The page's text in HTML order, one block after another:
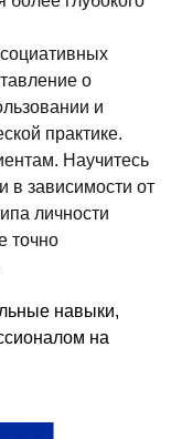
о
и
практике.
Научитесь
в зависимости от
личности
точно
навыки,
на